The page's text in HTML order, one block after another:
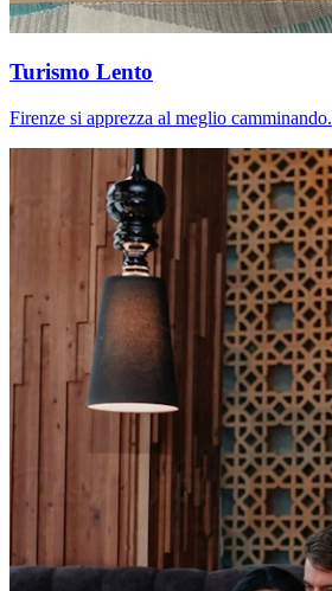
Turismo Lento
Firenze si apprezza al meglio camminando.